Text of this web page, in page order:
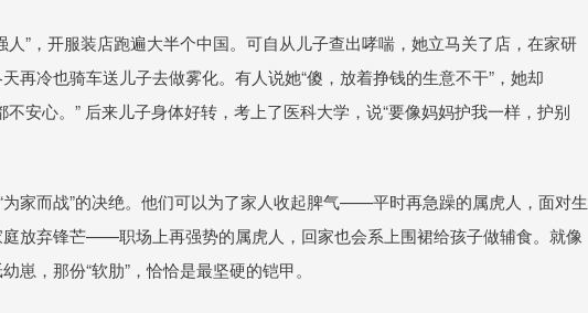
”，开服装店跑遍大半个中国。可自从儿子查出哮喘，她立马关了店，在家研
再冷也骑车送儿子去做雾化。有人说她“傻，放着挣钱的生意不干”，她却
安心。” 后来儿子身体好转，考上了医科大学，说“要像妈妈护我一样，护别
为家而战”的决绝。他们可以为了家人收起脾气——平时再急躁的属虎人，面对生
放弃锋芒——职场上再强势的属虎人，回家也会系上围裙给孩子做辅食。就像
，那份“软肋”，恰恰是最坚硬的铠甲。